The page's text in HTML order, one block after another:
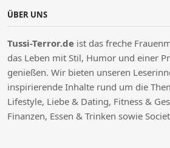
ÜBER UNS
Tussi-Terror.de ist das freche
das Leben mit Stil, Humor und einer
genießen. Wir bieten unseren
inspirierende Inhalte rund um die
Lifestyle, Liebe & Dating, Fitness &
Finanzen, Essen & Trinken sowie